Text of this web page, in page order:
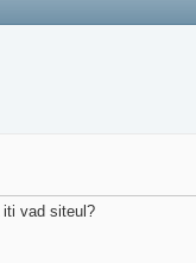
vad siteul?